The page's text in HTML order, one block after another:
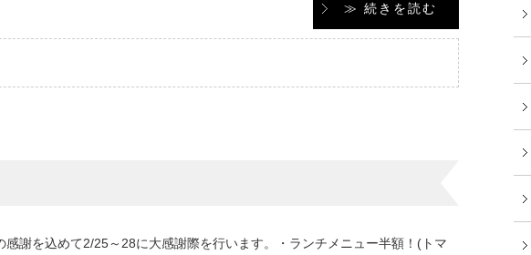
≫ 続きを読む
謝を込めて2/25～28に大感謝際を行います。・ランチメニュー半額！(トマ